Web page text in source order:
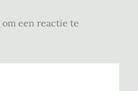
om een reactie te